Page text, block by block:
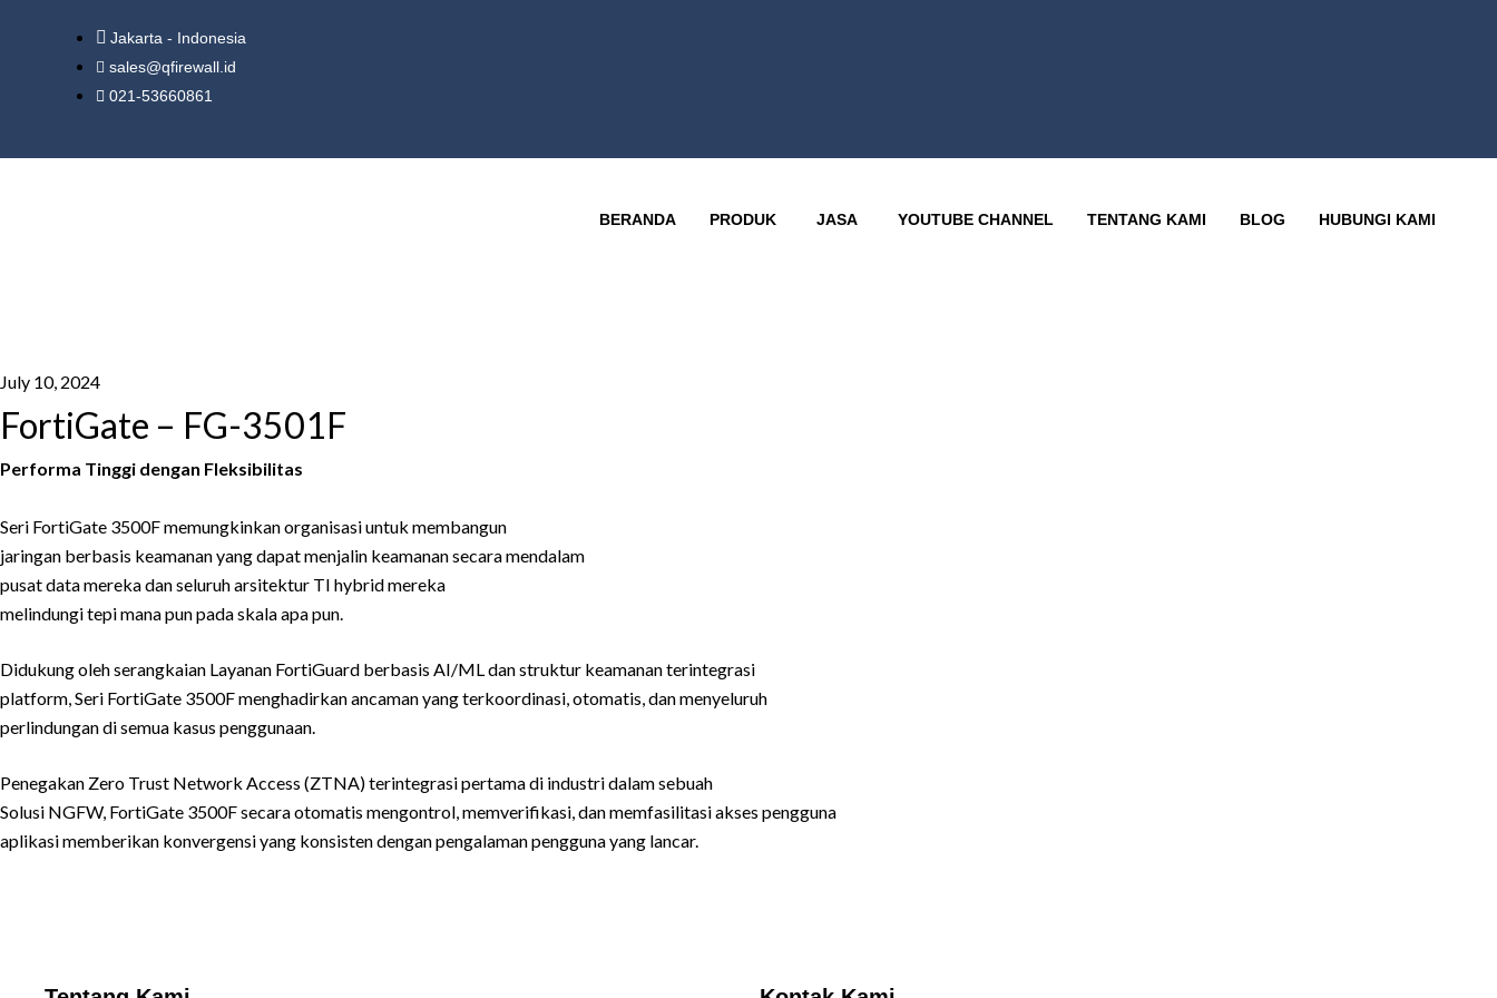
Jakarta - Indonesia
sales@qfirewall.id
021-53660861
BERANDA PRODUK JASA YOUTUBE CHANNEL TENTANG KAMI BLOG HUBUNGI KAMI
July 10, 2024
FortiGate – FG-3501F
Performa Tinggi dengan Fleksibilitas
Seri FortiGate 3500F memungkinkan organisasi untuk membangun
jaringan berbasis keamanan yang dapat menjalin keamanan secara mendalam
pusat data mereka dan seluruh arsitektur TI hybrid mereka
melindungi tepi mana pun pada skala apa pun.
Didukung oleh serangkaian Layanan FortiGuard berbasis AI/ML dan struktur keamanan terintegrasi
platform, Seri FortiGate 3500F menghadirkan ancaman yang terkoordinasi, otomatis, dan menyeluruh
perlindungan di semua kasus penggunaan.
Penegakan Zero Trust Network Access (ZTNA) terintegrasi pertama di industri dalam sebuah
Solusi NGFW, FortiGate 3500F secara otomatis mengontrol, memverifikasi, dan memfasilitasi akses pengguna
aplikasi memberikan konvergensi yang konsisten dengan pengalaman pengguna yang lancar.